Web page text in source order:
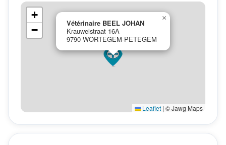
Vétérinaire BEEL JOHAN
Krauwelstraat 16A
9790 WORTEGEM-PETEGEM
×
+
−
Leaflet | © Jawg Maps